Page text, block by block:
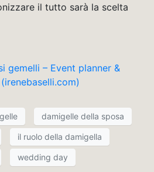
il tutto sarà la scelta
gemelli – Event planner &
damigelle della sposa
il ruolo della damigella
wedding day